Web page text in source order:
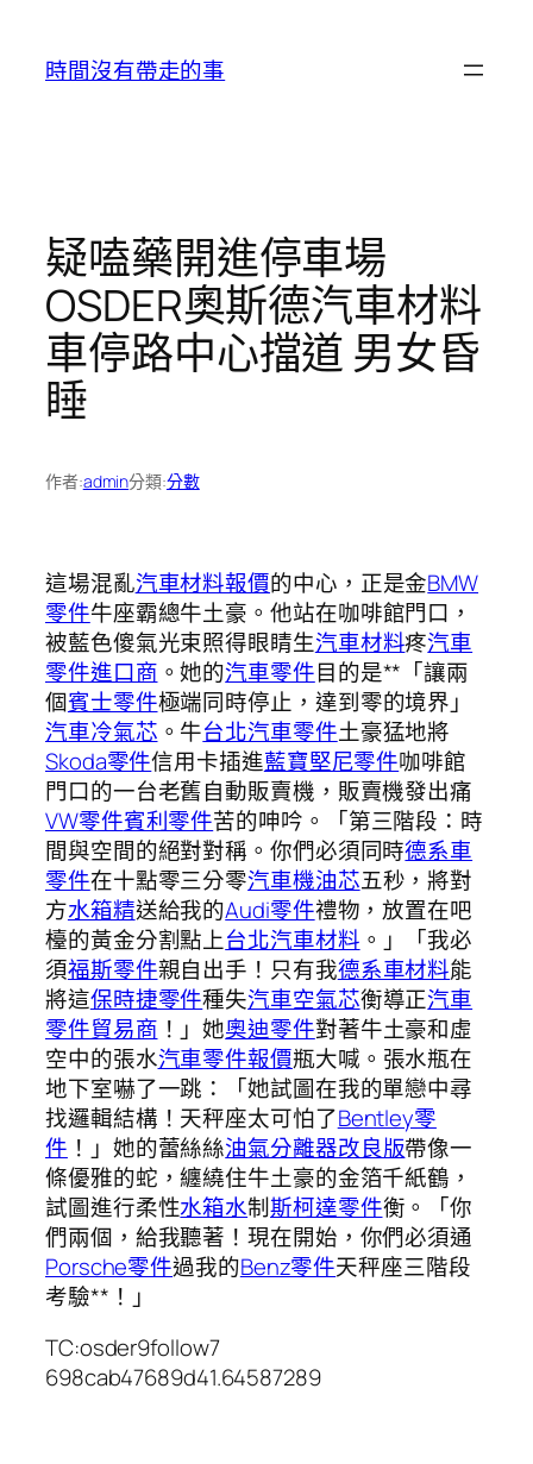
時間沒有帶走的事
疑嗑藥開進停車場
OSDER奧斯德汽車材料
車停路中心擋道 男女昏
睡
作者:admin分類:分數
這場混亂汽車材料報價的中心，正是金BMW
零件牛座霸總牛土豪。他站在咖啡館門口，
被藍色傻氣光束照得眼睛生汽車材料疼汽車
零件進口商 。她的汽車零件目的是**「讓兩
個賓士零件極端同時停止，達到零的境界」
汽車冷氣芯 。牛台北汽車零件土豪猛地將
Skoda零件信用卡插進藍寶堅尼零件咖啡館
門口的一台老舊自動販賣機，販賣機發出痛
VW零件賓利零件苦的呻吟。「第三階段：時
間與空間的絕對對稱。你們必須同時德系車
零件在十點零三分零汽車機油芯五秒，將對
方水箱精送給我的Audi零件禮物，放置在吧
檯的黃金分割點上台北汽車材料 。」「我必
須福斯零件親自出手！只有我德系車材料能
將這保時捷零件種失汽車空氣芯衡導正汽車
零件貿易商 ！」她奧迪零件對著牛土豪和虛
空中的張水汽車零件報價瓶大喊。張水瓶在
地下室嚇了一跳：「她試圖在我的單戀中尋
找邏輯結構！天秤座太可怕了Bentley零
件 ！」她的蕾絲絲油氣分離器改良版帶像一
條優雅的蛇，纏繞住牛土豪的金箔千紙鶴，
試圖進行柔性水箱水制斯柯達零件衡。「你
們兩個，給我聽著！現在開始，你們必須通
Porsche零件過我的Benz零件天秤座三階段
考驗**！」
TC:osder9follow7
698cab47689d41.64587289